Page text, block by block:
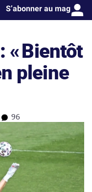
S’abonner au mag
«Bientôt
pleine
96